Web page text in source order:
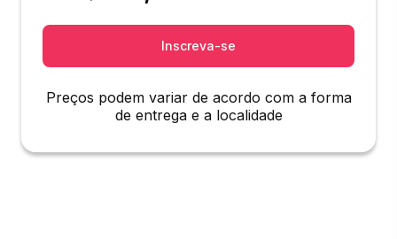
Inscreva-se
Preços podem variar de acordo com a forma
de entrega e a localidade